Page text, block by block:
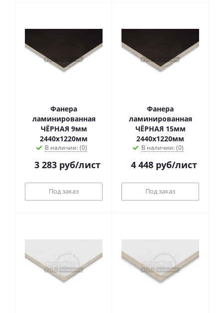
Фанера
ламинированная
ЧЁРНАЯ 9мм
2440х1220мм
В наличии: (0)
3 283руб/лист
Под заказ
Фанера
ламинированная
ЧЁРНАЯ 15мм
2440х1220мм
В наличии: (0)
4 448руб/лист
Под заказ